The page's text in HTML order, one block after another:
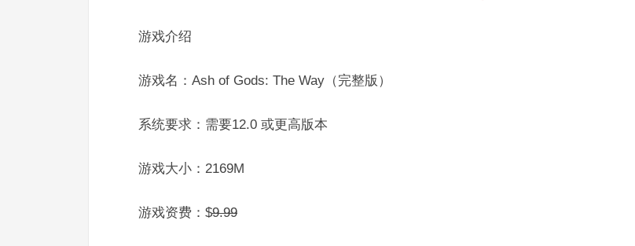
游戏介绍
游戏名：Ash of Gods: The Way（完整版）
系统要求：需要12.0 或更高版本
游戏大小：2169M
游戏资费：$9.99